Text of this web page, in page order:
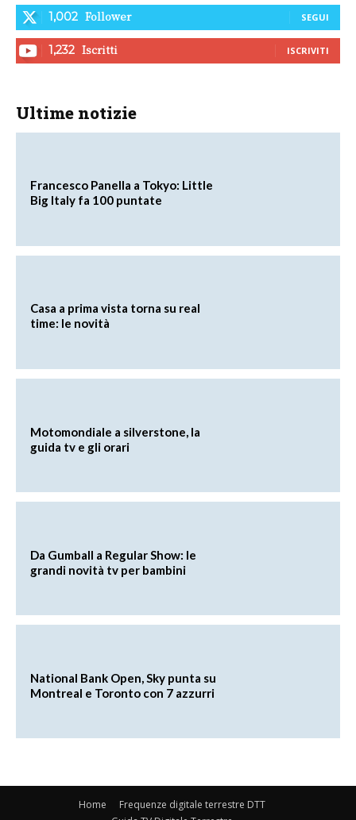
1,002 Follower SEGUI
1,232 Iscritti ISCRIVITI
Ultime notizie
Francesco Panella a Tokyo: Little
Big Italy fa 100 puntate
Casa a prima vista torna su real
time: le novità
Motomondiale a silverstone, la
guida tv e gli orari
Da Gumball a Regular Show: le
grandi novità tv per bambini
National Bank Open, Sky punta su
Montreal e Toronto con 7 azzurri
Home
Frequenze digitale terrestre DTT